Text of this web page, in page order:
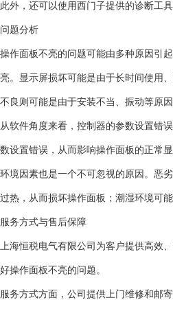
此外，还可以使用西门子提供的诊断工
问题分析
操作面板不亮的问题可能由多种原因引
亮。显示屏损坏可能是由于长时间使用
不良则可能是由于安装不当、振动等原因
从软件角度来看，控制器的参数设置错
数设置错误，从而影响操作面板的正常
环境因素也是一个不可忽视的原因。恶
过热，从而损坏操作面板；潮湿环境可
服务方式与售后保障
上海恒税电气有限公司为客户提供高效
好操作面板不亮的问题。
服务方式方面，公司提供上门维修和邮